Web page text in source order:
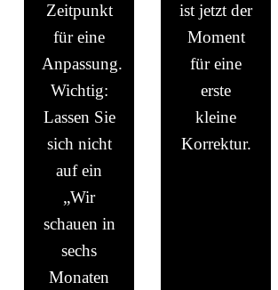
Zeitpunkt
für eine
Anpassung.
Wichtig:
Lassen Sie
sich nicht
auf ein
„Wir
schauen in
sechs
Monaten
ist jetzt der
Moment
für eine
erste
kleine
Korrektur.